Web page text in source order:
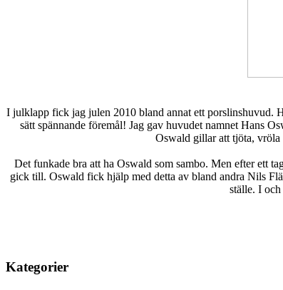
I julklapp fick jag julen 2010 bland annat ett porslinshuvud.
sätt spännande föremål! Jag gav huvudet namnet Hans
Oswald gillar att tjöta, vröla
Det funkade bra att ha Oswald som sambo. Men efter ett
gick till. Oswald fick hjälp med detta av bland andra Nils
ställe. I
Kategorier